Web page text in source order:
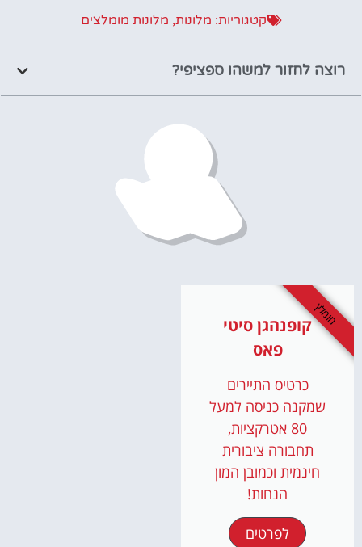
קטגוריות: מלונות, מלונות מומלצים
רוצה לחזור למשהו ספציפי?
קופנהגן סיטי
פאס
כרטיס התיירים
שמקנה כניסה למעל
80 אטרקציות,
תחבורה ציבורית
חינמית וכמובן המון
הנחות!
לפרטים
מומלץ